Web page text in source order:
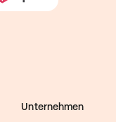
Unternehmen